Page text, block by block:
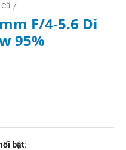
/
F/4-5.6 Di
95%
bật: